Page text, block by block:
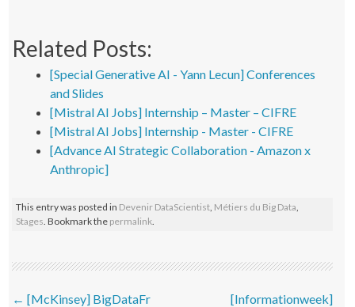
Related Posts:
[Special Generative AI - Yann Lecun] Conferences
and Slides
[Mistral AI Jobs] Internship – Master – CIFRE
[Mistral AI Jobs] Internship - Master - CIFRE
[Advance AI Strategic Collaboration - Amazon x
Anthropic]
This entry was posted in Devenir DataScientist Métiers du Big Data
Stages . Bookmark the permalink
Post navigation
← [McKinsey] BigDataFr
[Informationweek]